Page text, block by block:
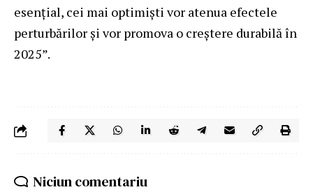
esențial, cei mai optimiști vor atenua efectele
perturbărilor și vor promova o creștere durabilă în
2025”.
Niciun comentariu